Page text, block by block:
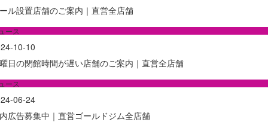
ル設置店舗のご案内｜直営全店舗
ース
10-10
日の閉館時間が遅い店舗のご案内｜直営全店舗
ース
06-24
広告募集中｜直営ゴールドジム全店舗